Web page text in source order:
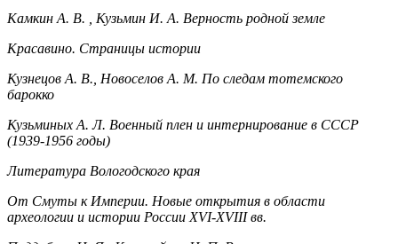
Камкин А. В. , Кузьмин И. А. Верность родной земле
Красавино. Страницы истории
Кузнецов А. В., Новоселов А. М. По следам тотемского
барокко
Кузьминых А. Л. Военный плен и интернирование в СССР
(1939-1956 годы)
Литература Вологодского края
От Смуты к Империи. Новые открытия в области
археологии и истории России XVI-XVIII вв.